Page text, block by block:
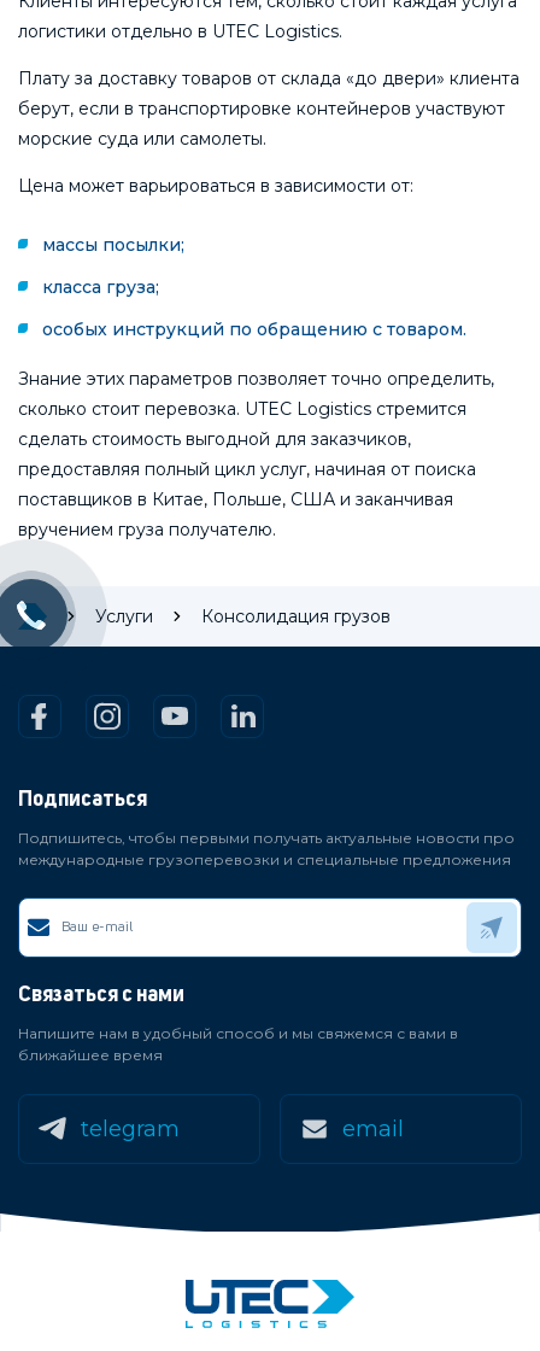
логистики отдельно в UTEC Logistics.
Плату за доставку товаров от склада «до двери» клиента
берут, если в транспортировке контейнеров участвуют
морские суда или самолеты.
Цена может варьироваться в зависимости от:
массы посылки;
класса груза;
особых инструкций по обращению с товаром.
Знание этих параметров позволяет точно определить,
сколько стоит перевозка. UTEC Logistics стремится
сделать стоимость выгодной для заказчиков,
предоставляя полный цикл услуг, начиная от поиска
поставщиков в Китае, Польше, США и заканчивая
вручением груза получателю.
Услуги Консолидация грузов
Подписаться
Подпишитесь, чтобы первыми получать актуальные новости про
международные грузоперевозки и специальные предложения
Связаться с нами
Напишите нам в удобный способ и мы свяжемся с вами в
ближайшее время
telegram email